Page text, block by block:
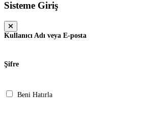
Sisteme Giriş
Kullanıcı Adı veya E-posta
Şifre
Beni Hatırla